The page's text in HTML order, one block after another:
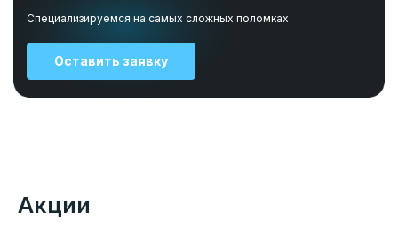
Специализируемся на самых сложных поломках
Оставить заявку
Акции